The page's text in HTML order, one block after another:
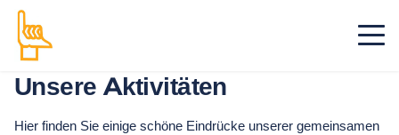
Unsere Aktivitäten
Hier finden Sie einige schöne Eindrücke unserer gemeinsamen